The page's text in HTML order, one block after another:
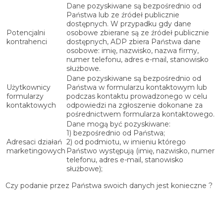
Potencjalni
kontrahenci
Dane pozyskiwane są bezpośrednio od
Państwa lub ze źródeł publicznie
dostępnych. W przypadku gdy dane
osobowe zbierane są ze źródeł publicznie
dostępnych, ADP zbiera Państwa dane
osobowe: imię, nazwisko, nazwa firmy,
numer telefonu, adres e-mail, stanowisko
służbowe.
Użytkownicy
formularzy
kontaktowych
Dane pozyskiwane są bezpośrednio od
Państwa w formularzu kontaktowym lub
podczas kontaktu prowadzonego w celu
odpowiedzi na zgłoszenie dokonane za
pośrednictwem formularza kontaktowego.
Adresaci działań
marketingowych
Dane mogą być pozyskiwane:
1) bezpośrednio od Państwa;
2) od podmiotu, w imieniu którego
Państwo występują (imię, nazwisko, numer
telefonu, adres e-mail, stanowisko
służbowe);
Czy podanie przez Państwa swoich danych jest konieczne ?